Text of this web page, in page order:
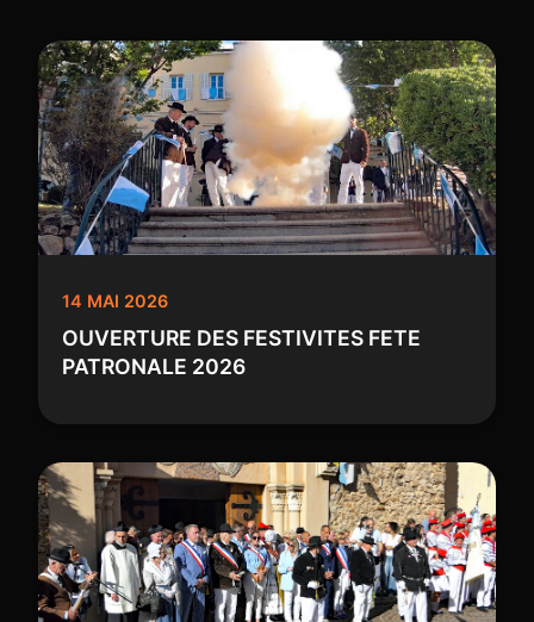
14 MAI 2026
OUVERTURE DES FESTIVITES FETE
PATRONALE 2026